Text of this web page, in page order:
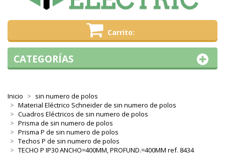
Carrito
Inicio
sin numero de polos
Material Eléctrico Schneider de sin numero de polos
Cuadros Eléctricos de sin numero de polos
Prisma de sin numero de polos
Prisma P de sin numero de polos
Techos P de sin numero de polos
TECHO P IP30 ANCHO=400MM, PROFUND.=400MM ref. 8434
CATEGORÍAS